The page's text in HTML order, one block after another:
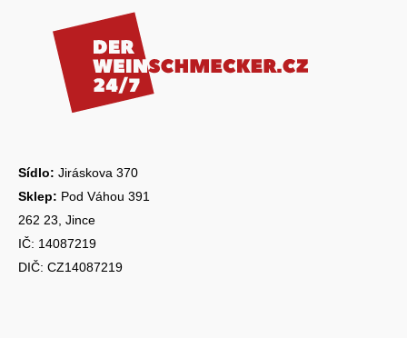
i
s
Sídlo: Jiráskova 370
Sklep: Pod Váhou 391
262 23, Jince
IČ: 14087219
DIČ: CZ14087219